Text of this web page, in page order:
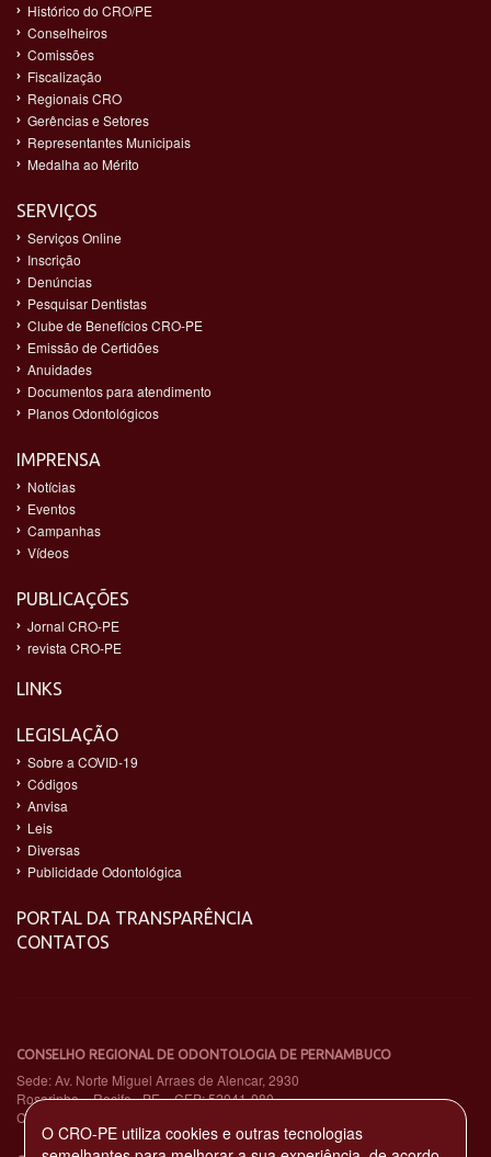
Histórico do CRO/PE
Conselheiros
Comissões
Fiscalização
Regionais CRO
Gerências e Setores
Representantes Municipais
Medalha ao Mérito
SERVIÇOS
Serviços Online
Inscrição
Denúncias
Pesquisar Dentistas
Clube de Benefícios CRO-PE
Emissão de Certidões
Anuidades
Documentos para atendimento
Planos Odontológicos
IMPRENSA
Notícias
Eventos
Campanhas
Vídeos
PUBLICAÇÕES
Jornal CRO-PE
revista CRO-PE
LINKS
LEGISLAÇÃO
Sobre a COVID-19
Códigos
Anvisa
Leis
Diversas
Publicidade Odontológica
PORTAL DA TRANSPARÊNCIA
CONTATOS
CONSELHO REGIONAL DE ODONTOLOGIA DE PERNAMBUCO
Sede: Av. Norte Miguel Arraes de Alencar, 2930
Rosarinho – Recife - PE – CEP: 52041-080
CNPJ: 11.735.263/0001-65
O CRO-PE utiliza cookies e outras tecnologias